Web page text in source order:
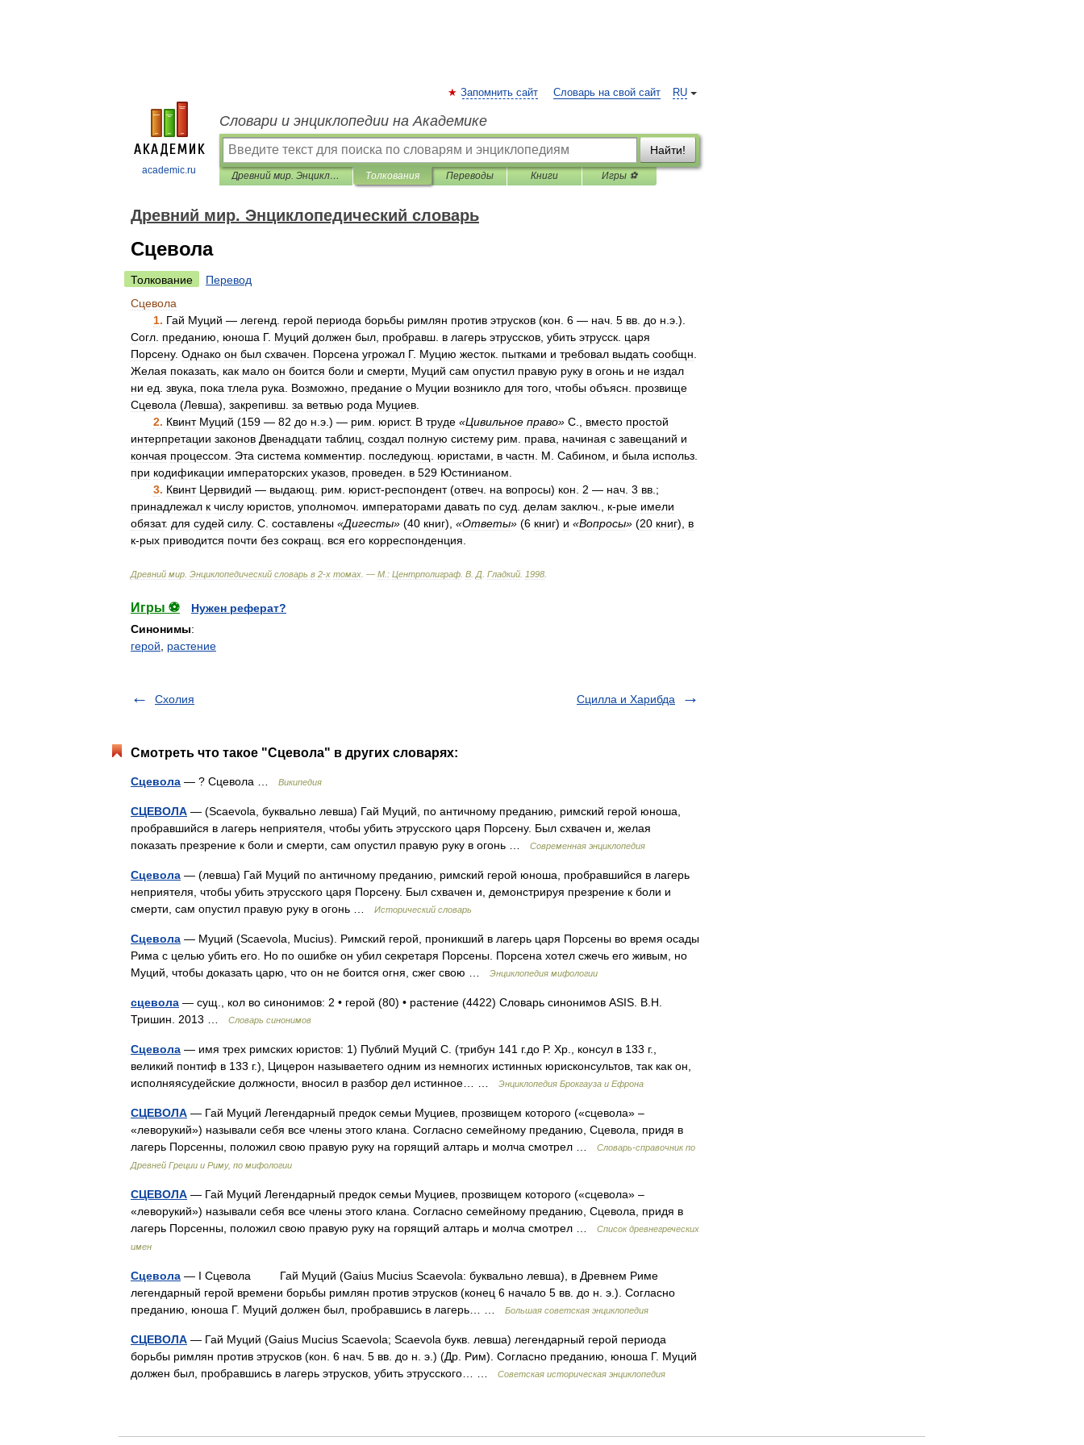
academic.ru
RU
Запомнить сайт Словарь на свой сайт
Словари и энциклопедии на Академике
Найти!
Древний мир. Энциклопедический словарь Толкования Переводы Книги Игры ⚽
Древний мир. Энциклопедический словарь
Сцевола
Толкование
Перевод
Сцевола
1. Гай Муций — легенд герой периода борьбы римлян против этрусков (кон 6 — нач 5 вв до н э .).
Согл преданию юноша Г. Муций должен был пробравш в лагерь этруссков убить этрусск царя
Порсену. Однако он был схвачен Порсена угрожал Г. Муцию жесток пытками и требовал выдать сообщн
Желая показать как мало он боится боли и смерти Муций сам опустил правую руку в огонь и не издал
ни ед звука пока тлела рука Возможно предание о Муции возникло для того чтобы объясн
прозвище
Сцевола (Левша), закрепивш за ветвью рода Муциев
2. Квинт Муций (159 — 82 до н э .) — рим юрист. В труде «Цивильное право» С вместо простой
интерпретации законов Двенадцати таблиц создал полную систему рим права начиная с завещаний и
кончая процессом Эта система комментир последующ юристами в частн М Сабином и была использ
при кодификации императорских указов проведен в 529 Юстинианом
3. Квинт Цервидий — выдающ рим юрист-респондент(отвеч на вопросы) кон 2 — нач 3 вв .;
принадлежал к числу юристов уполномоч императорами давать по суд делам заключ к-рые имели
обязат. для судей силу. С составлены «Дигесты» (40 книг), «Ответы» (6 книг) и «Вопросы» (20 книг), в
к-рых приводится почти без сокращ вся его корреспонденция
Древний мир Энциклопедический словарь в 2-х томах . — М : Центрполиграф В Д Гладкий 1998
Игры ⚽
Нужен реферат?
Синонимы:
герой
растение
Схолия Сцилла и Харибда
Смотреть что такое "Сцевола" в других словарях:
Сцевола — ? Сцевола … Википедия
СЦЕВОЛА — (Scaevola, буквально левша) Гай Муций, по античному преданию, римский герой юноша,
пробравшийся в лагерь неприятеля, чтобы убить этрусского царя Порсену. Был схвачен и, желая
показать презрение к боли и смерти, сам опустил правую руку в огонь …
Современная энциклопедия
Сцевола — (левша) Гай Муций по античному преданию, римский герой юноша, пробравшийся в лагерь
неприятеля, чтобы убить этрусского царя Порсену. Был схвачен и, демонстрируя презрение к боли и
смерти, сам опустил правую руку в огонь …
Исторический словарь
Сцевола — Муций (Scaevola, Mucius). Римский герой, проникший в лагерь царя Порсены во время осады
Рима с целью убить его. Но по ошибке он убил секретаря Порсены. Порсена хотел сжечь его живым, но
Муций, чтобы доказать царю, что он не боится огня, сжег свою …
Энциклопедия мифологии
сцевола — сущ., кол во синонимов: 2 • герой (80) • растение (4422) Словарь синонимов ASIS. В.Н.
Тришин. 2013 …
Словарь синонимов
Сцевола — имя трех римских юристов: 1) Публий Myций С. (трибун 141 г.до Р. Хр., консул в 133 г.,
великий понтиф в 133 г.), Цицерон называетего одним из немногих истинных юрисконсультов, так как он,
исполняясудейские должности, вносил в разбор дел истинное… …
Энциклопедия Брокгауза и Ефрона
СЦЕВОЛА — Гай Муций Легендарный предок семьи Муциев, прозвищем которого («сцевола» –
«леворукий») называли себя все члены этого клана. Согласно семейному преданию, Сцевола, придя в
лагерь Порсенны, положил свою правую руку на горящий алтарь и молча смотрел …
Cловарь-справочник по
Древней Греции и Риму, по мифологии
СЦЕВОЛА — Гай Муций Легендарный предок семьи Муциев, прозвищем которого («сцевола» –
«леворукий») называли себя все члены этого клана. Согласно семейному преданию, Сцевола, придя в
лагерь Порсенны, положил свою правую руку на горящий алтарь и молча смотрел …
Список древнегреческих
имен
Сцевола — I Сцевола Гай Муций (Gaius Mucius Scaevola: буквально левша), в Древнем Риме
легендарный герой времени борьбы римлян против этрусков (конец 6 начало 5 вв. до н. э.). Согласно
преданию, юноша Г. Муций должен был, пробравшись в лагерь… …
Большая советская энциклопедия
СЦЕВОЛА — Гай Муций (Gaius Mucius Scaevola; Scaevola букв. левша) легендарный герой периода
борьбы римлян против этрусков (кон. 6 нач. 5 вв. до н. э.) (Др. Рим). Согласно преданию, юноша Г. Муций
должен был, пробравшись в лагерь этрусков, убить этрусского… …
Советская историческая энциклопедия